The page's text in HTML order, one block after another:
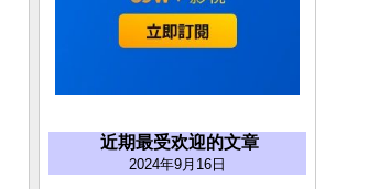
近期最受欢迎的文章
2024年9月16日